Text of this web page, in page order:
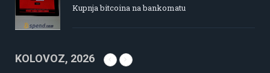
Kupnja bitcoina na bankomatu
KOLOVOZ, 2026